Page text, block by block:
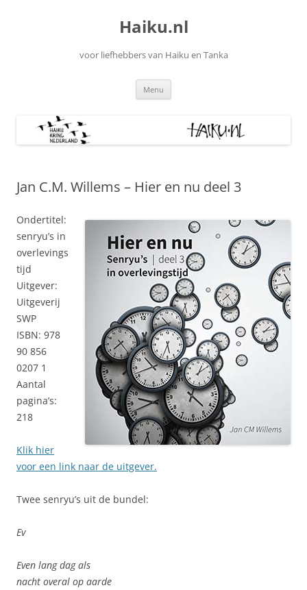
Haiku.nl
voor liefhebbers van Haiku en Tanka
Menu
Jan C.M. Willems – Hier en nu deel 3
Ondertitel:
senryu’s in
overlevings
tijd
Uitgever:
Uitgeverij
SWP
ISBN: 978
90 856
0207 1
Aantal
pagina’s:
218
Klik hier
voor een link naar de uitgever.
Twee senryu’s uit de bundel:
Ev
Even lang dag als
nacht overal op aarde